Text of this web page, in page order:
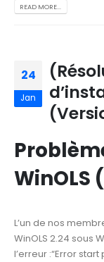
READ MORE...
24
Jan
WinOLS
L’un de nos
WinOLS 2.24 sous
l’erreur :“Error